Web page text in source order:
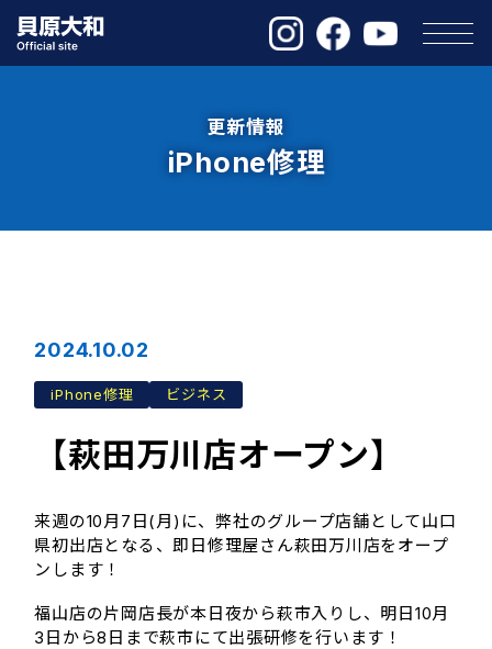
更新情報
iPhone修理
2024.10.02
iPhone修理 ビジネス
【萩田万川店オープン】
来週の10月7日(月)に、弊社のグループ店舗として山口
県初出店となる、即日修理屋さん萩田万川店をオープ
ンします！
福山店の片岡店長が本日夜から萩市入りし、明日10月
3日から8日まで萩市にて出張研修を行います！